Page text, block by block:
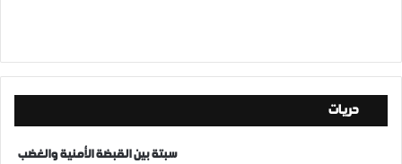
حريات
سبتة بين القبضة الأمنية والغضب